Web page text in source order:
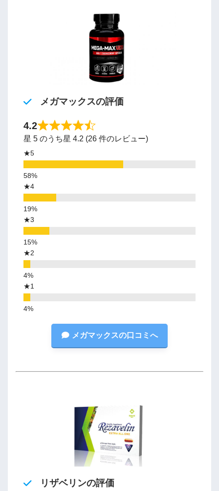
メガマックスの評価
4.2
星 5 のうち星 4.2 (26 件のレビュー)
★5
★4
★3
★2
★1
メガマックスの口コミへ
リザベリンの評価